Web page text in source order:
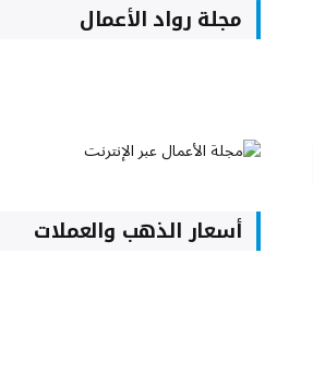
مجلة رواد الأعمال
أسعار الذهب والعملات